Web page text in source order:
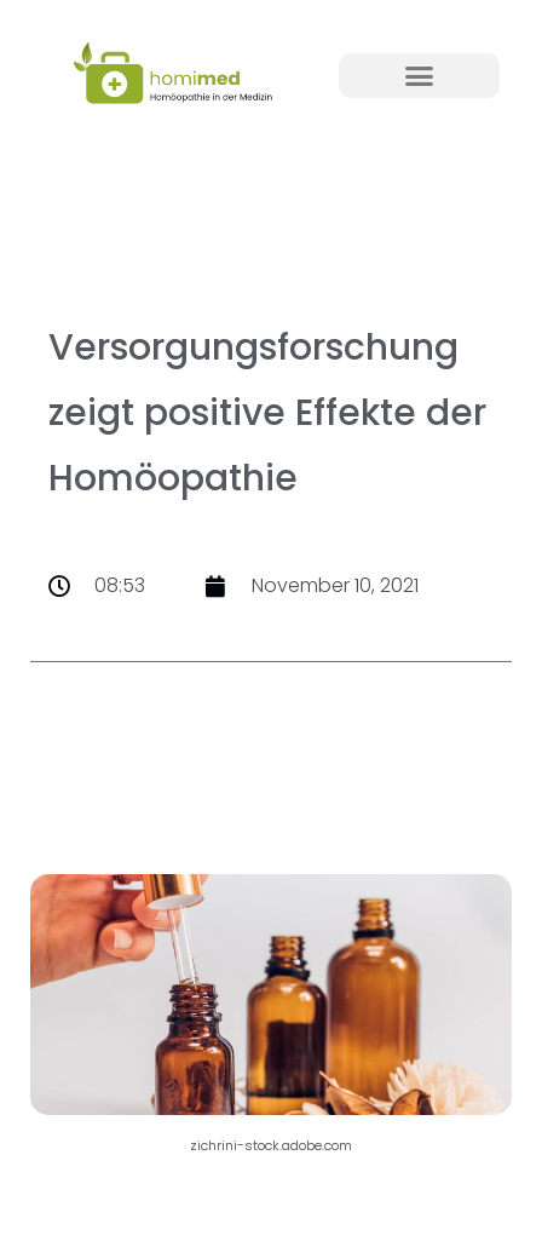
Versorgungsforschung
zeigt positive Effekte der
Homöopathie
08:53 November 10, 2021
zichrini-stock.adobe.com